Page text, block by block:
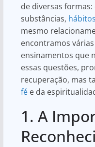
de diversas
substâncias, hábitos
mesmo
encontramos
ensinamentos que
essas questões,
recuperação, mas
fée da
1. A